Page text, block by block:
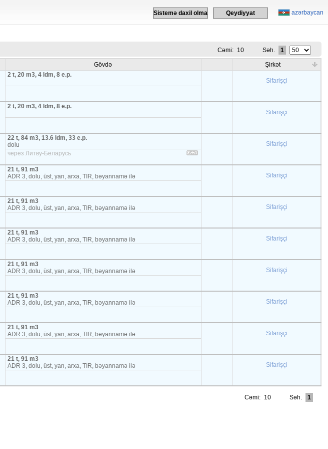
azərbaycan
Sistemə daxil olma Qeydiyyat
Cəmi: 10 Səh. 1
Gövdə
Şirkət
2 t, 20 m3, 4 ldm, 8 e.p.
Sifarişçi
2 t, 20 m3, 4 ldm, 8 e.p.
Sifarişçi
22 t, 84 m3, 13.6 ldm, 33 e.p.
dolu
Sifarişçi
через Литву-Беларусь
21 t, 91 m3
ADR 3, dolu, üst, yan, arxa, TIR, bəyannamə ilə
Sifarişçi
21 t, 91 m3
ADR 3, dolu, üst, yan, arxa, TIR, bəyannamə ilə
Sifarişçi
21 t, 91 m3
ADR 3, dolu, üst, yan, arxa, TIR, bəyannamə ilə
Sifarişçi
21 t, 91 m3
ADR 3, dolu, üst, yan, arxa, TIR, bəyannamə ilə
Sifarişçi
21 t, 91 m3
ADR 3, dolu, üst, yan, arxa, TIR, bəyannamə ilə
Sifarişçi
21 t, 91 m3
ADR 3, dolu, üst, yan, arxa, TIR, bəyannamə ilə
Sifarişçi
21 t, 91 m3
ADR 3, dolu, üst, yan, arxa, TIR, bəyannamə ilə
Sifarişçi
Cəmi: 10 Səh. 1